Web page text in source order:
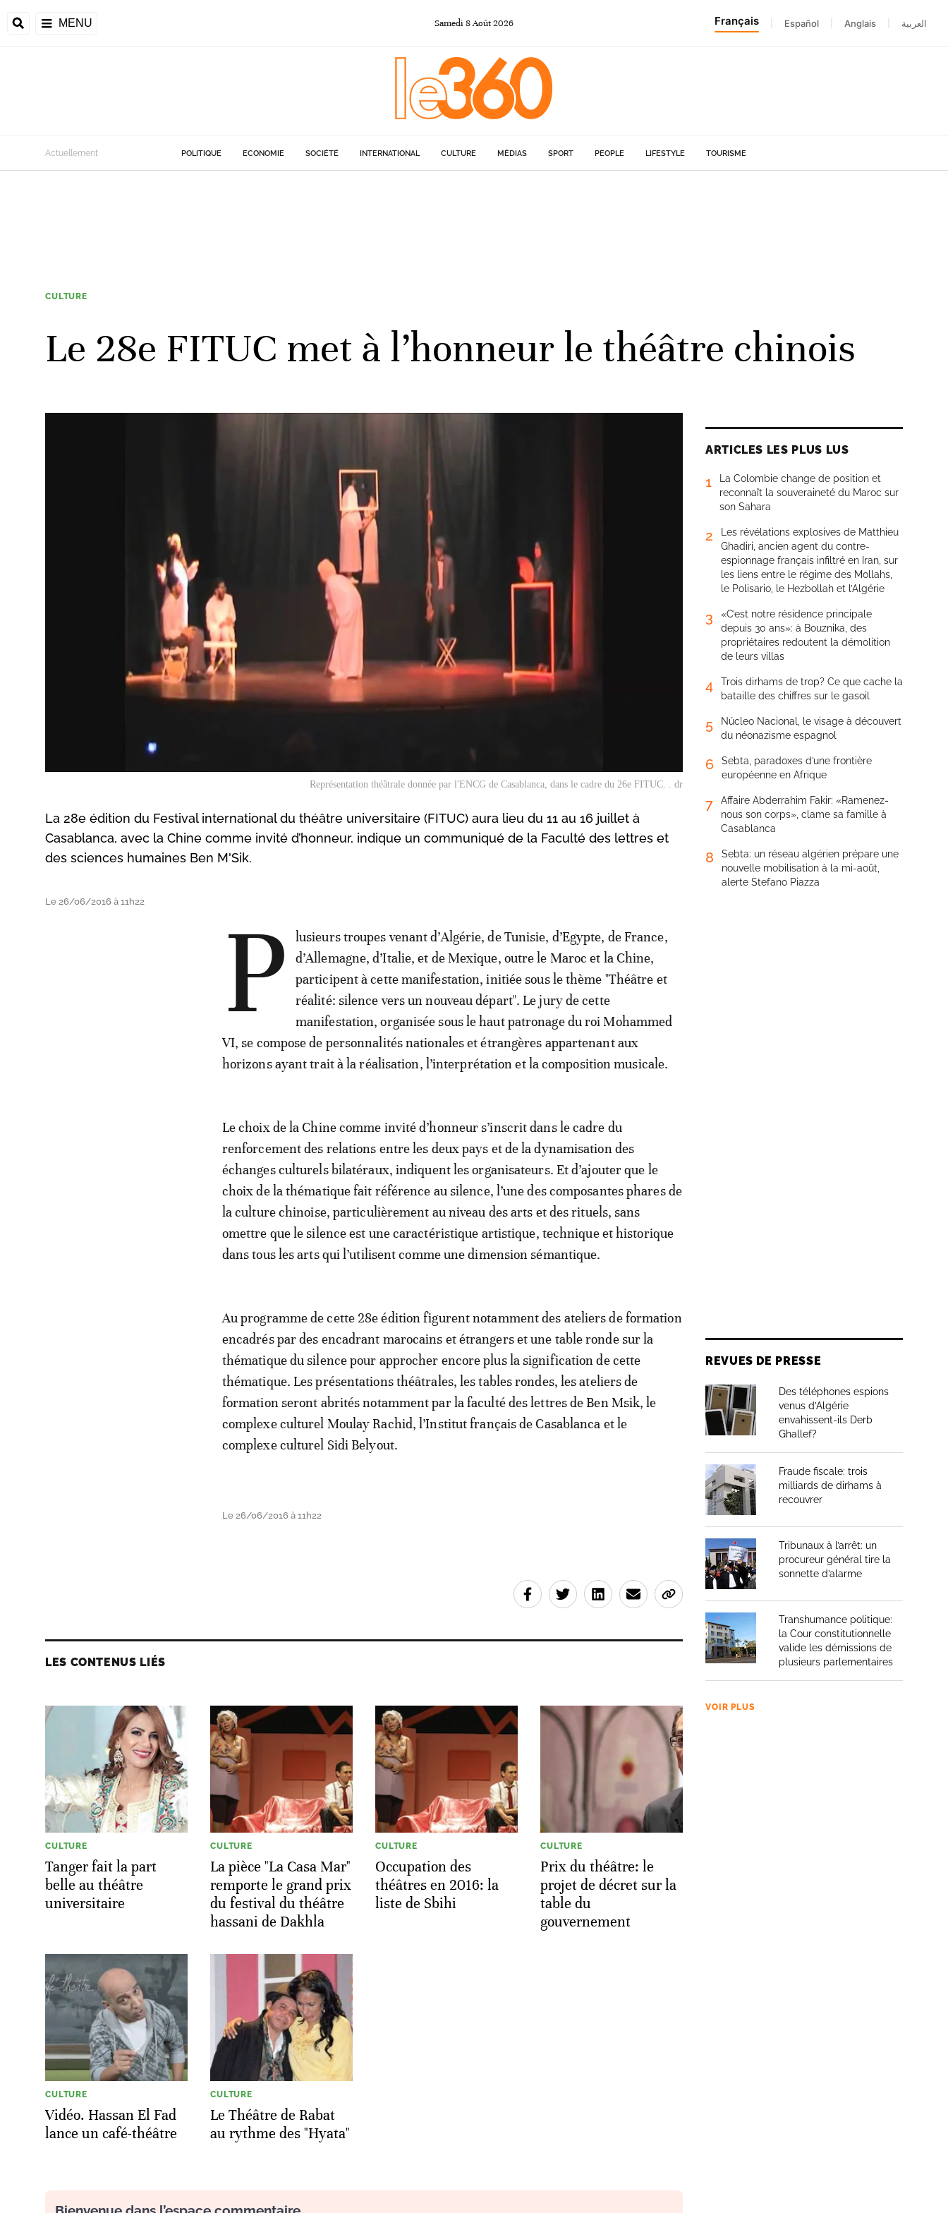
MENU Samedi 8Août2026 Français Español Anglais العربية
Actuellement POLITIQUE ECONOMIE SOCIÉTÉ INTERNATIONAL CULTURE MÉDIAS SPORT PEOPLE LIFESTYLE TOURISME
CULTURE
Le 28e FITUC met à l’honneur le théâtre chinois
Représentation théâtrale donnée par l'ENCG de Casablanca, dans le cadre du 26e FITUC. . dr
La 28e édition du Festival international du théâtre universitaire (FITUC) aura lieu du 11 au 16 juillet à
Casablanca, avec la Chine comme invité d’honneur, indique un communiqué de la Faculté des lettres et
des sciences humaines Ben M'Sik.
Le 26/06/2016 à 11h22 P
lusieurs troupes venant d’Algérie, de Tunisie, d’Egypte, de France,
d’Allemagne, d’Italie, et de Mexique, outre le Maroc et la Chine,
participent à cette manifestation, initiée sous le thème "Théâtre et
réalité: silence vers un nouveau départ". Le jury de cette
manifestation, organisée sous le haut patronage du roi Mohammed
VI, se compose de personnalités nationales et étrangères appartenant aux
horizons ayant trait à la réalisation, l’interprétation et la composition musicale.
Le choix de la Chine comme invité d’honneur s’inscrit dans le cadre du
renforcement des relations entre les deux pays et de la dynamisation des
échanges culturels bilatéraux, indiquent les organisateurs. Et d’ajouter que le
choix de la thématique fait référence au silence, l’une des composantes phares de
la culture chinoise, particulièrement au niveau des arts et des rituels, sans
omettre que le silence est une caractéristique artistique, technique et historique
dans tous les arts qui l’utilisent comme une dimension sémantique.
Au programme de cette 28e édition figurent notamment des ateliers de formation
encadrés par des encadrant marocains et étrangers et une table ronde sur la
thématique du silence pour approcher encore plus la signification de cette
thématique. Les présentations théâtrales, les tables rondes, les ateliers de
formation seront abrités notamment par la faculté des lettres de Ben Msik, le
complexe culturel Moulay Rachid, l’Institut français de Casablanca et le
complexe culturel Sidi Belyout.
Le 26/06/2016 à 11h22
LES CONTENUS LIÉS
CULTURE
Tanger fait la part
belle au théâtre
universitaire
CULTURE
La pièce "La Casa Mar"
remporte le grand prix
du festival du théâtre
hassani de Dakhla
CULTURE
Occupation des
théâtres en 2016: la
liste de Sbihi
CULTURE
Prix du théâtre: le
projet de décret sur la
table du
gouvernement
CULTURE
Vidéo. Hassan El Fad
lance un café-théâtre
CULTURE
Le Théâtre de Rabat
au rythme des "Hyata"
Bienvenue dans l’espace commentaire
ARTICLES LES PLUS LUS
1
La Colombie change de position et
reconnaît la souveraineté du Maroc sur
son Sahara
2
Les révélations explosives de Matthieu
Ghadiri, ancien agent du contre-
espionnage français infiltré en Iran, sur
les liens entre le régime des Mollahs,
le Polisario, le Hezbollah et l’Algérie
3
«C’est notre résidence principale
depuis 30 ans»: à Bouznika, des
propriétaires redoutent la démolition
de leurs villas
4
Trois dirhams de trop? Ce que cache la
bataille des chiffres sur le gasoil
5
Núcleo Nacional, le visage à découvert
du néonazisme espagnol
6
Sebta, paradoxes d’une frontière
européenne en Afrique
7
Affaire Abderrahim Fakir: «Ramenez-
nous son corps», clame sa famille à
Casablanca
8
Sebta: un réseau algérien prépare une
nouvelle mobilisation à la mi-août,
alerte Stefano Piazza
REVUES DE PRESSE
Des téléphones espions
venus d’Algérie
envahissent-ils Derb
Ghallef?
Fraude fiscale: trois
milliards de dirhams à
recouvrer
Tribunaux à l’arrêt: un
procureur général tire la
sonnette d’alarme
Transhumance politique:
la Cour constitutionnelle
valide les démissions de
plusieurs parlementaires
VOIR PLUS